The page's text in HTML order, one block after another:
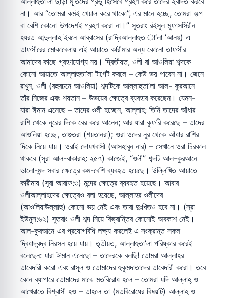
না। আর “তোমরা কমই খেয়াল করে থাকো”, এর মানে হচ্ছে, তোমরা অল্প
বা বেশি কোনো উপদেশই গ্রহণ করো না।” সুতরাং রইসুল মুফাসসিরীন
হযরত আব্দুল্লাহ ইবনে আব্বাসের (রাদ্বিআল্লাহুত া’লা ’আনহু) এ
তাফসীরের মোকাবেলায় এই আয়াতে কারীমার অন্য কোনো তাফসীর
আমাদের কাছে গ্রহণযোগ্য নয়। দ্বিতীয়ত, ওলী বা আওলিয়া শব্দকে
কোনো আয়াতে আল্লাহুতা’লা টার্গেট করলে – কেউ ভয় পাবেন না। জেনে
রাখুন, ওলী (বহুবচনে আওলিয়া) শব্দটিকে আল্লাহুতা’লা আল- কুরআনে
তাঁর নিজের এবং শয়তান – উভয়ের ক্ষেত্রে ব্যবহার করেছেন। যেমন-
যারা ঈমান এনেছে – তাদের ওলী হচ্ছেন, আল্লাহ; তিনি তাদের আঁধার
রাশি থেকে নূরের দিকে বের করে আনেন; আর যারা কুফরি করেছে – তাদের
আওলিয়া হচ্ছে, তাগুতরা (শয়তানরা); ওরা ওদের নূর থেকে আঁধার রাশির
দিকে নিয়ে যায়। ওরাই দোযখবাসী (আসহাবুন নার) – সেখানে ওরা চিরকাল
থাকবে (সূরা আল-বাকারাহ: ২৫৭) কাজেই, “ওলী” শব্দটি আল-কুরআনে
ভালো-মন্দ সবার ক্ষেত্রে কম-বেশি ব্যবহৃত হয়েছে। উল্লিখিত আয়াতে
কারীমায় (সূরা আরাফ:৩) মন্দের ক্ষেত্রে ব্যবহৃত হয়েছে। আবার
ওলীআল্লাহদের ক্ষেত্রেও বলা হয়েছে, আল্লাহর ওলীদের
(আওলিয়াউল্লাহু) কোনো ভয় নেই এবং তারা দুঃখিতও হবে না। (সূরা
ইউনুস:৬২) সুতরাং ওলী শব্দ নিয়ে বিভ্রান্তির কোনোই অবকাশ নেই।
আল-কুরআনে এর প্রয়োগবিধি লক্ষ্য করলেই এ সংক্রান্ত সকল
দ্বিধাদ্বন্দ্ব নিরসন হয়ে যায়। তৃতীয়ত, আল্লাহুতা’লা পরিষ্কার করেই
বলেছেন: যারা ঈমান এনেছো – তাদেরকে বলছি! তোমরা আল্লাহর
তাবেদারী করো এবং রাসূল ও তোমাদের হুকুমদাতাদের তাবেদারী করো। তবে
কোন ব্যাপারে তোমাদের মাঝে মতবিরোধ হলে – তোমরা যদি আল্লাহ্ ও
আখেরাতে বিশ্বাসী হও – তাহলে তা (মতবিরোধের বিষয়টি) আল্লাহ ও